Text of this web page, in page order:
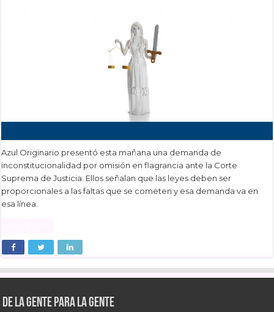
Azul Originario presentó esta mañana una demanda de
inconstitucionalidad por omisión en flagrancia ante la Corte
Suprema de Justicia. Ellos señalan que las leyes deben ser
proporcionales a las faltas que se cometen y esa demanda va en
esa línea.
De la gente para la gente